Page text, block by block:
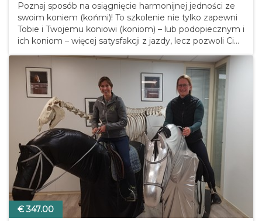
Poznaj sposób na osiągnięcie harmonijnej jedności ze
swoim koniem (końmi)! To szkolenie nie tylko zapewni
Tobie i Twojemu koniowi (koniom) – lub podopiecznym i
ich koniom – więcej satysfakcji z jazdy, lecz pozwoli Ci
weterynaryjnego. A jeśli jeździsz…
€ 347.00